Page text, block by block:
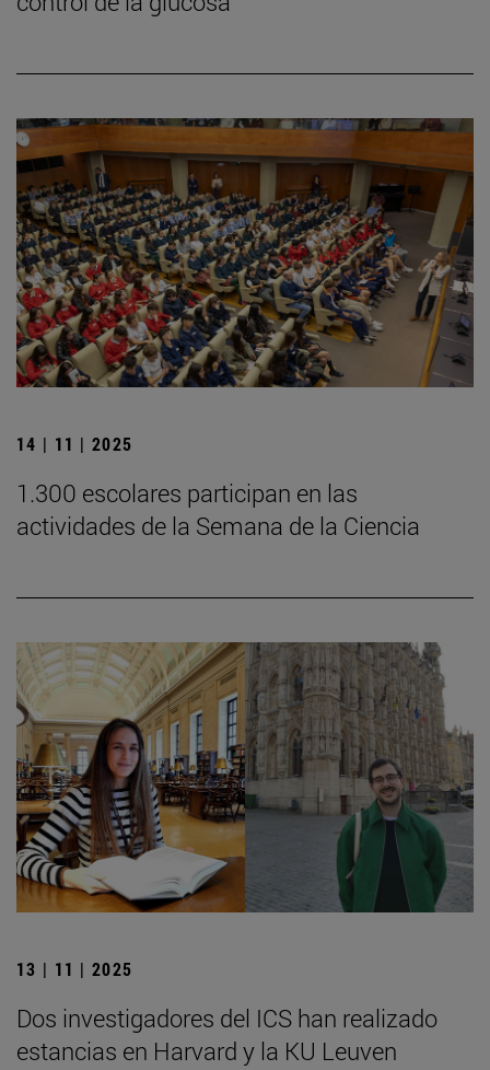
14 | 11 | 2025
1.300 escolares participan en las
actividades de la Semana de la Ciencia
13 | 11 | 2025
Dos investigadores del ICS han realizado
estancias en Harvard y la KU Leuven